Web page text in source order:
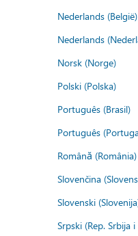
Nederlands (België)
Nederlands
Norsk (Norge)
Polski (Polska)
Português (Brasil)
Português
Română (România)
Slovenčina
Slovenski
Srpski (Rep. Srbija